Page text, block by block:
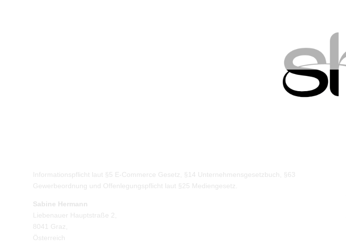
Informationspflicht laut §5 E-Commerce Gesetz, §14 Unternehmensgesetzbuch, §63
Gewerbeordnung und Offenlegungspflicht laut §25 Mediengesetz.
Sabine Hermann
Liebenauer Hauptstraße 2,
8041 Graz,
Österreich